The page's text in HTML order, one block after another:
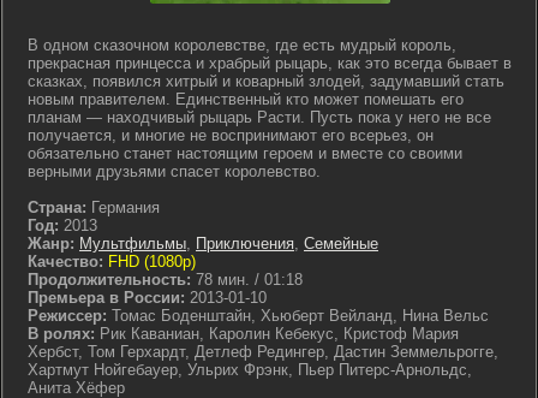
В одном сказочном королевстве, где есть мудрый король,
прекрасная принцесса и храбрый рыцарь, как это всегда бывает в
сказках, появился хитрый и коварный злодей, задумавший стать
новым правителем. Единственный кто может помешать его
планам — находчивый рыцарь Расти. Пусть пока у него не все
получается, и многие не воспринимают его всерьез, он
обязательно станет настоящим героем и вместе со своими
верными друзьями спасет королевство.
Страна: Германия
Год: 2013
Жанр: Мультфильмы, Приключения, Семейные
Качество: FHD (1080p)
Продолжительность: 78 мин. / 01:18
Премьера в России: 2013-01-10
Режиссер: Томас Боденштайн, Хьюберт Вейланд, Нина Вельс
В ролях: Рик Каваниан, Каролин Кебекус, Кристоф Мария
Хербст, Том Герхардт, Детлеф Редингер, Дастин Земмельрогге,
Хартмут Нойгебауер, Ульрих Фрэнк, Пьер Питерс-Арнольдс,
Анита Хёфер